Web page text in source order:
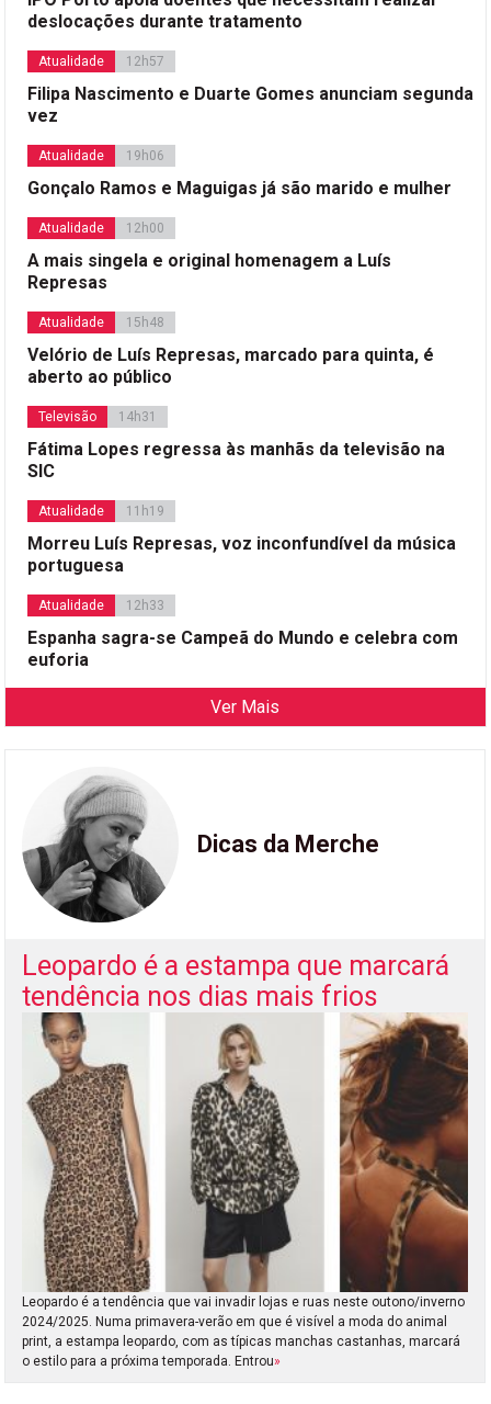
deslocações durante tratamento
Atualidade 12h57
Filipa Nascimento e Duarte Gomes anunciam segunda
vez
Atualidade 19h06
Gonçalo Ramos e Maguigas já são marido e mulher
Atualidade 12h00
A mais singela e original homenagem a Luís
Represas
Atualidade 15h48
Velório de Luís Represas, marcado para quinta, é
aberto ao público
Televisão 14h31
Fátima Lopes regressa às manhãs da televisão na
SIC
Atualidade 11h19
Morreu Luís Represas, voz inconfundível da música
portuguesa
Atualidade 12h33
Espanha sagra-se Campeã do Mundo e celebra com
euforia
Ver Mais
Dicas da Merche
Leopardo é a estampa que marcará
tendência nos dias mais frios
Leopardo é a tendência que vai invadir lojas e ruas neste outono/inverno
2024/2025. Numa primavera-verão em que é visível a moda do animal
print, a estampa leopardo, com as típicas manchas castanhas, marcará
o estilo para a próxima temporada. Entrou»